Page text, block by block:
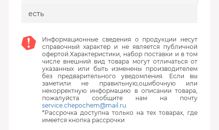
есть
Информационные сведения о продукции несут
справочный характер и не является публичной
офертой.Характеристики, набор поставки и в том
числе внешний вид товара могут отличаться от
указанных или быть изменены производителем
без предварительного уведомления. Если вы
заметили не правильную,ошибочную или
некорректную информацию в описании товара,
пожалуйста сообщите нам на почту
service.chepochem@mail.ru
*Рассрочка доступна только на тех товарах, где
имеется кнопка рассрочки